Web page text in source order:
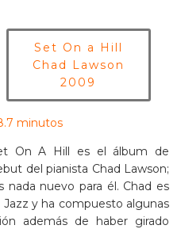
Set On a Hill
Chad Lawson
2009
minutos
On A Hill es el álbum de
del pianista Chad Lawson;
nuevo para él. Chad es
y ha compuesto algunas
además de haber girado